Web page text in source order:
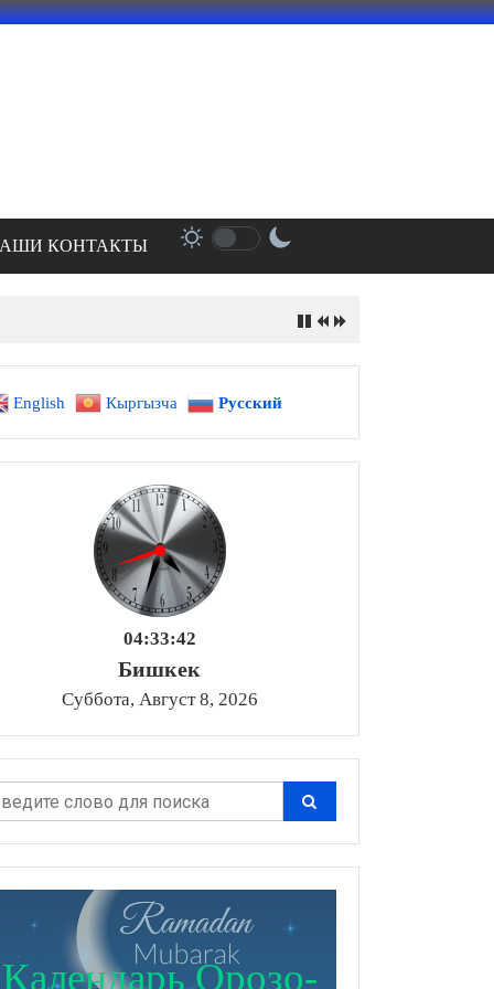
КОНТАКТЫ
English Кыргызча Русский
04:33:43
Бишкек
Суббота, Август 8, 2026
Календарь Орозо-